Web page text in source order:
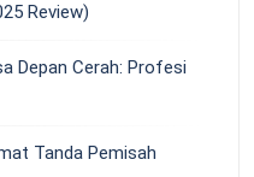
Review)
Depan Cerah: Profesi
Tanda Pemisah